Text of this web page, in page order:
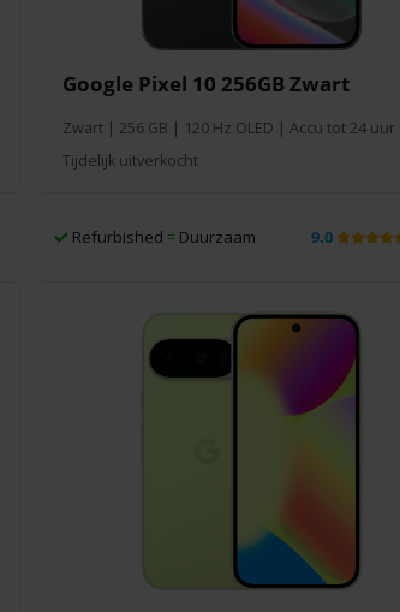
Google Pixel 10 256GB Zwart
Zwart| 256 GB | 120 Hz OLED | Accu tot 24 uur
Tijdelijk uitverkocht
Refurbished =Duurzaam 9.0